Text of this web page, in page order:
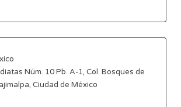
Núm. 10 Pb. A-1, Col. Bosques de
Ciudad de México